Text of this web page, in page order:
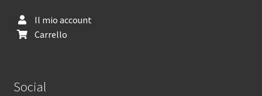
Il mio account
Carrello
Social